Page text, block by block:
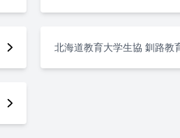
北海道教育大学生協 釧路教